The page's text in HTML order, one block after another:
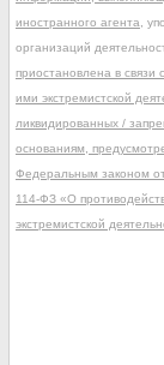
иностранного агента ,
организаций
приостановлена в связи
ими экстремистской
ликвидированных /
основаниям,
Федеральным законом
114-ФЗ «О
экстремистской